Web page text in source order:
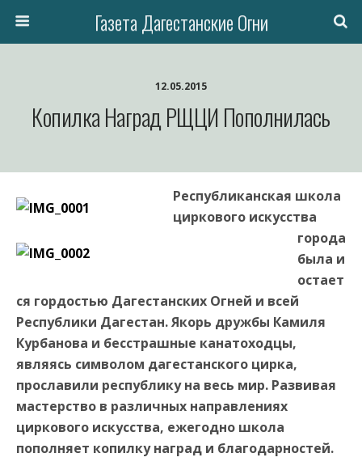
Газета Дагестанские Огни
12.05.2015
Копилка Наград РЩЦИ Пополнилась
Республиканская школа
циркового искусства
города
была и
остает
ся гордостью Дагестанских Огней и всей
Республики Дагестан. Якорь дружбы Камиля
Курбанова и бесстрашные канатоходцы,
являясь символом дагестанского цирка,
прославили республику на весь мир. Развивая
мастерство в различных направлениях
циркового искусства, ежегодно школа
пополняет копилку наград и благодарностей.